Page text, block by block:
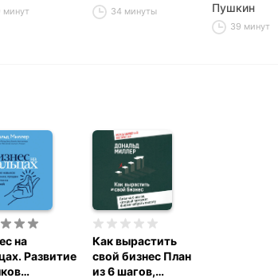
минут 34 минуты
Пушкин
39 минут
на
Развитие
Как вырастить
свой бизнес План
из 6 шагов,